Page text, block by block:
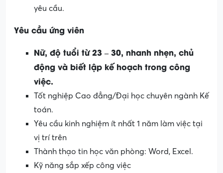
yêu cầu.
Yêu cầu ứng viên
Nữ, độ tuổi từ 23– 30, nhanh nhẹn, chủ
động và biết lập kế hoạch trong công
việc.
Tốt nghiệp Cao đẳng/Đại học chuyên ngành Kế
toán.
Yêu cầu kinh nghiệm ít nhất 1 năm làm việc tại
vị trí trên
Thành thạo tin học văn phòng: Word, Excel.
Kỹ năng sắp xếp công việc